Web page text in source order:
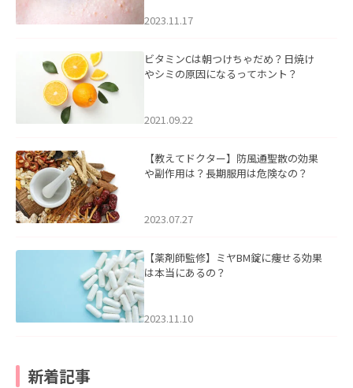
2023.11.17
ビタミンCは朝つけちゃだめ？日焼け
やシミの原因になるってホント？
2021.09.22
【教えてドクター】防風通聖散の効果
や副作用は？長期服用は危険なの？
2023.07.27
【薬剤師監修】ミヤBM錠に痩せる効果
は本当にあるの？
2023.11.10
新着記事